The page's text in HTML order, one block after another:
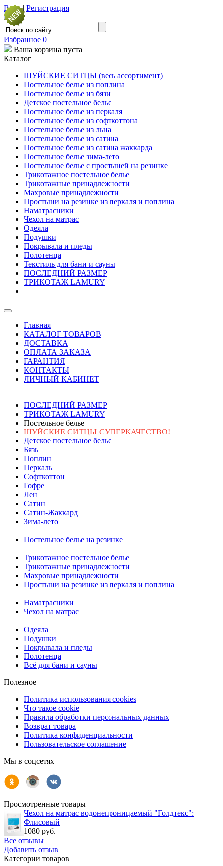
Вход| Регистрация
Избранное 0
Ваша корзина пуста
Каталог
ШУЙСКИЕ СИТЦЫ (весь ассортимент)
Постельное белье из поплина
Постельное белье из бязи
Детское постельное белье
Постельное белье из перкаля
Постельное белье из софткоттона
Постельное белье из льна
Постельное белье из сатина
Постельное белье из сатина жаккарда
Постельное белье зима-лето
Постельное белье с простыней на резинке
Трикотажное постельное белье
Трикотажные принадлежности
Махровые принадлежности
Простыни на резинке из перкаля и поплина
Наматрасники
Чехол на матрас
Одеяла
Подушки
Покрывала и пледы
Полотенца
Текстиль для бани и сауны
ПОСЛЕДНИЙ РАЗМЕР
ТРИКОТАЖ LAMURY
Главная
КАТАЛОГ ТОВАРОВ
ДОСТАВКА
ОПЛАТА ЗАКАЗА
ГАРАНТИЯ
КОНТАКТЫ
ЛИЧНЫЙ КАБИНЕТ
ПОСЛЕДНИЙ РАЗМЕР
ТРИКОТАЖ LAMURY
Постельное белье
ШУЙСКИЕ СИТЦЫ-СУПЕРКАЧЕСТВО!
Детское постельное белье
Бязь
Поплин
Перкаль
Софткоттон
Гофре
Лен
Сатин
Сатин-Жаккард
Зима-лето
Постельное белье на резинке
Трикотажное постельное белье
Трикотажные принадлежности
Махровые принадлежности
Простыни на резинке из перкаля и поплина
Наматрасники
Чехол на матрас
Одеяла
Подушки
Покрывала и пледы
Полотенца
Всё для бани и сауны
Полезное
Политика использования cookies
Что такое cookie
Правила обработки персональных данных
Возврат товара
Политика конфиденциальности
Пользовательское соглашение
Мы в соцсетях
Просмотренные товары
Чехол на матрас водонепроницаемый "Голдтекс":
Флисовый
1080 руб.
Все отзывы
Добавить отзыв
Категории товаров